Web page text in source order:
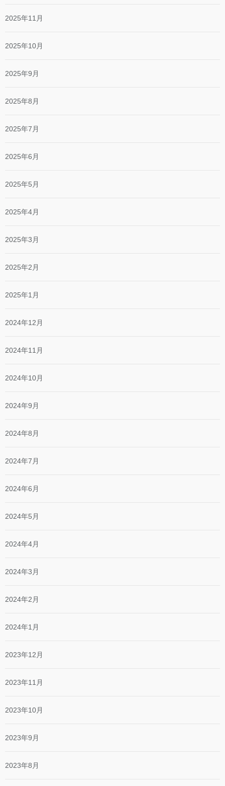
2025年11月
2025年10月
2025年9月
2025年8月
2025年7月
2025年6月
2025年5月
2025年4月
2025年3月
2025年2月
2025年1月
2024年12月
2024年11月
2024年10月
2024年9月
2024年8月
2024年7月
2024年6月
2024年5月
2024年4月
2024年3月
2024年2月
2024年1月
2023年12月
2023年11月
2023年10月
2023年9月
2023年8月